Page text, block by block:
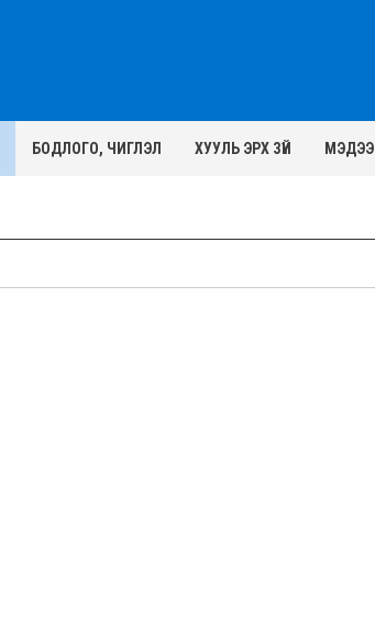
БОДЛОГО, ЧИГЛЭЛ ХУУЛЬ ЭРХ ЗҮЙ МЭДЭЭ